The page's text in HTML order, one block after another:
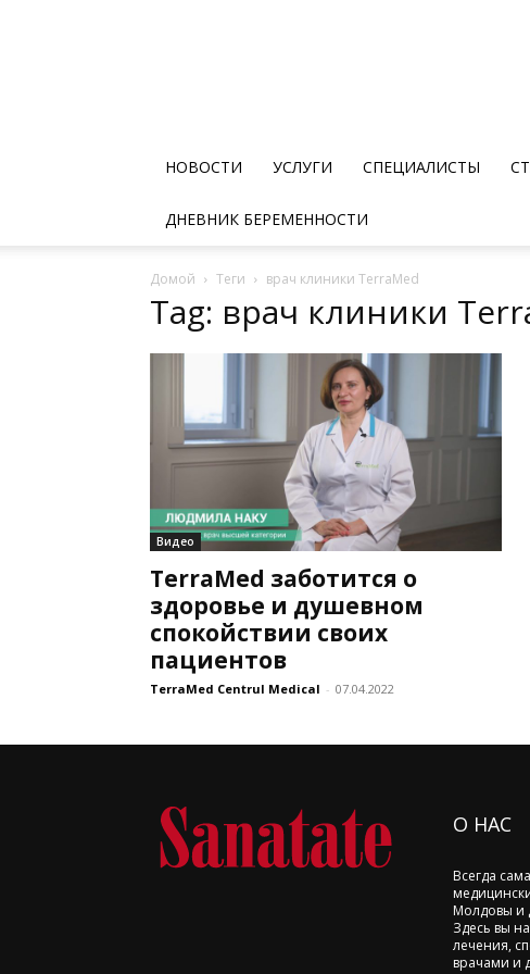
НОВОСТИ УСЛУГИ СПЕЦИАЛИСТЫ
ДНЕВНИК БЕРЕМЕННОСТИ
Домой Теги врач клиники TerraMed
Tag: врач клиники
Видео
TerraMed заботится о
здоровье и душевном
спокойствии своих
пациентов
TerraMed Centrul Medical - 07.04.2022
О НАС
Всегда
Молдовы и
Здесь вы
лечения,
врачами и